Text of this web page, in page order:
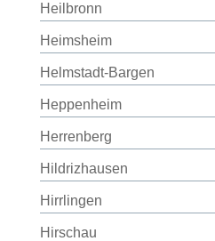
Heilbronn
Heimsheim
Helmstadt-Bargen
Heppenheim
Herrenberg
Hildrizhausen
Hirrlingen
Hirschau